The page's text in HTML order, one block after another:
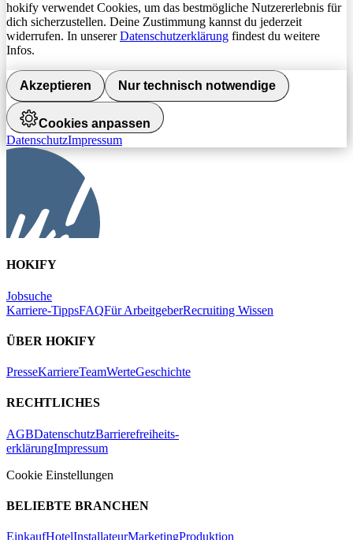
hokify verwendet Cookies, um das bestmögliche Nutzererlebnis für
dich sicherzustellen. Deine Zustimmung kannst du jederzeit
widerrufen. In unsererDatenschutzerklärung findest du weitere
Infos.
Akzeptieren Nur technisch notwendige
Cookies anpassen
DatenschutzImpressum
HOKIFY
Jobsuche
Karriere-TippsFAQFür ArbeitgeberRecruiting Wissen
ÜBER HOKIFY
PresseKarriereTeamWerteGeschichte
RECHTLICHES
AGBDatenschutzBarrierefreiheits-
erklärungImpressum
Cookie Einstellungen
BELIEBTE BRANCHEN
EinkaufHotelInstallateurMarketingProduktion